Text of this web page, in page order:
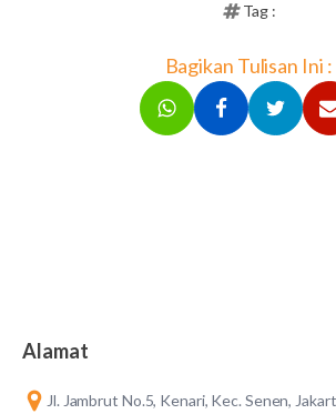
Tag :
Bagikan Tulisan Ini :
Alamat
Jl. Jambrut No.5, Kenari, Kec. Senen,